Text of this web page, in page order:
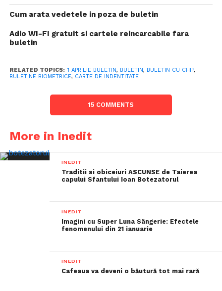
Cum arata vedetele in poza de buletin
Adio WI-FI gratuit si cartele reincarcabile fara
buletin
RELATED TOPICS: 1 APRILIE BULETIN, BULETIN, BULETIN CU CHIP,
BULETINE BIOMETRICE, CARTE DE INDENTITATE
15 COMMENTS
More in Inedit
INEDIT
Traditii si obiceiuri ASCUNSE de Taierea
capului Sfantului Ioan Botezatorul
INEDIT
Imagini cu Super Luna Sângerie: Efectele
fenomenului din 21 ianuarie
INEDIT
Cafeaua va deveni o băutură tot mai rară